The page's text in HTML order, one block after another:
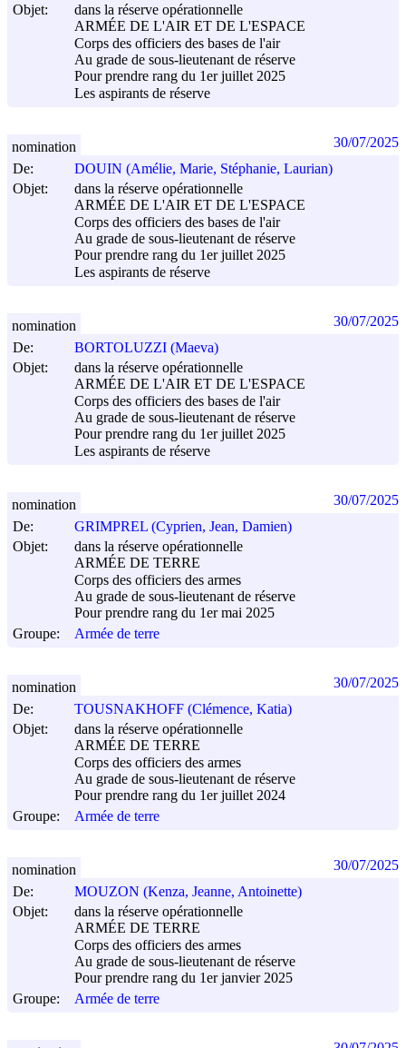
Objet:
dans la réserve opérationnelle
ARMÉE DE L'AIR ET DE L'ESPACE
Corps des officiers des bases de l'air
Au grade de sous-lieutenant de réserve
Pour prendre rang du 1er juillet 2025
Les aspirants de réserve
De:
DOUIN (Amélie, Marie, Stéphanie, Laurian)
Objet:
dans la réserve opérationnelle
ARMÉE DE L'AIR ET DE L'ESPACE
Corps des officiers des bases de l'air
Au grade de sous-lieutenant de réserve
Pour prendre rang du 1er juillet 2025
Les aspirants de réserve
nomination 30/07/2025
De:
BORTOLUZZI (Maeva)
Objet:
dans la réserve opérationnelle
ARMÉE DE L'AIR ET DE L'ESPACE
Corps des officiers des bases de l'air
Au grade de sous-lieutenant de réserve
Pour prendre rang du 1er juillet 2025
Les aspirants de réserve
nomination 30/07/2025
De:
GRIMPREL (Cyprien, Jean, Damien)
Objet:
dans la réserve opérationnelle
ARMÉE DE TERRE
Corps des officiers des armes
Au grade de sous-lieutenant de réserve
Pour prendre rang du 1er mai 2025
Groupe:
Armée de terre
nomination 30/07/2025
De:
TOUSNAKHOFF (Clémence, Katia)
Objet:
dans la réserve opérationnelle
ARMÉE DE TERRE
Corps des officiers des armes
Au grade de sous-lieutenant de réserve
Pour prendre rang du 1er juillet 2024
Groupe:
Armée de terre
nomination 30/07/2025
De:
MOUZON (Kenza, Jeanne, Antoinette)
Objet:
dans la réserve opérationnelle
ARMÉE DE TERRE
Corps des officiers des armes
Au grade de sous-lieutenant de réserve
Pour prendre rang du 1er janvier 2025
Groupe:
Armée de terre
nomination 30/07/2025